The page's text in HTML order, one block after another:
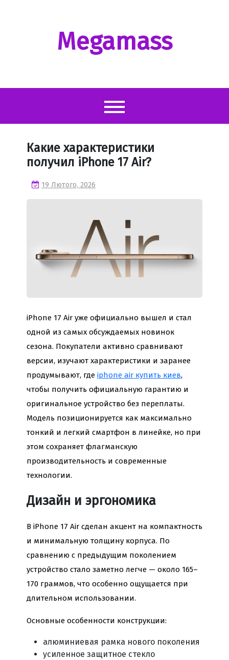
Megamass
Какие характеристики
получил iPhone 17 Air?
19 Лютого, 2026
iPhone 17 Air уже официально вышел и стал
одной из самых обсуждаемых новинок
сезона. Покупатели активно сравнивают
версии, изучают характеристики и заранее
продумывают, где iphone air купить киев,
чтобы получить официальную гарантию и
оригинальное устройство без переплаты.
Модель позиционируется как максимально
тонкий и легкий смартфон в линейке, но при
этом сохраняет флагманскую
производительность и современные
технологии.
Дизайн и эргономика
В iPhone 17 Air сделан акцент на компактность
и минимальную толщину корпуса. По
сравнению с предыдущим поколением
устройство стало заметно легче — около 165–
170 граммов, что особенно ощущается при
длительном использовании.
Основные особенности конструкции:
алюминиевая рамка нового поколения
усиленное защитное стекло